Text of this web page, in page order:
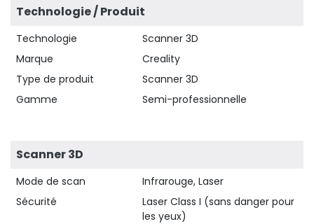
Technologie / Produit
Technologie
Scanner 3D
Marque
Creality
Type de produit
Scanner 3D
Gamme
Semi-professionnelle
Scanner 3D
Mode de scan
Infrarouge, Laser
Sécurité
Laser Class I (sans danger pour
les yeux)